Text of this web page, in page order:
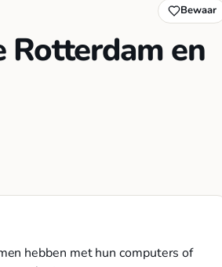
Bewaar
Rotterdam en
hebben met hun computers of